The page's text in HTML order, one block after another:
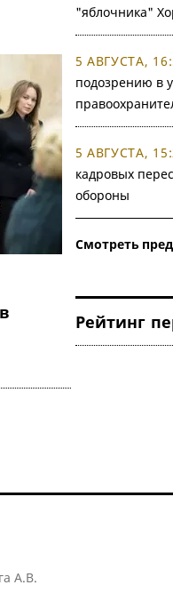
"яблочника"
5 АВГУСТА,
подозрению в
5 АВГУСТА,
кадровых
обороны
Смотреть
А.В.